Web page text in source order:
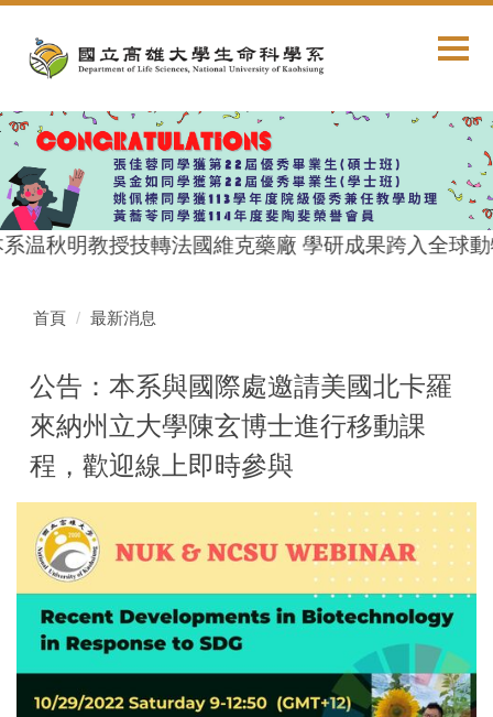
內
容
區
温秋明教授技轉法國維克藥廠 學研成果跨入全球動
首頁 最新消息
公告：本系與國際處邀請美國北卡羅
來納州立大學陳玄博士進行移動課
程，歡迎線上即時參與